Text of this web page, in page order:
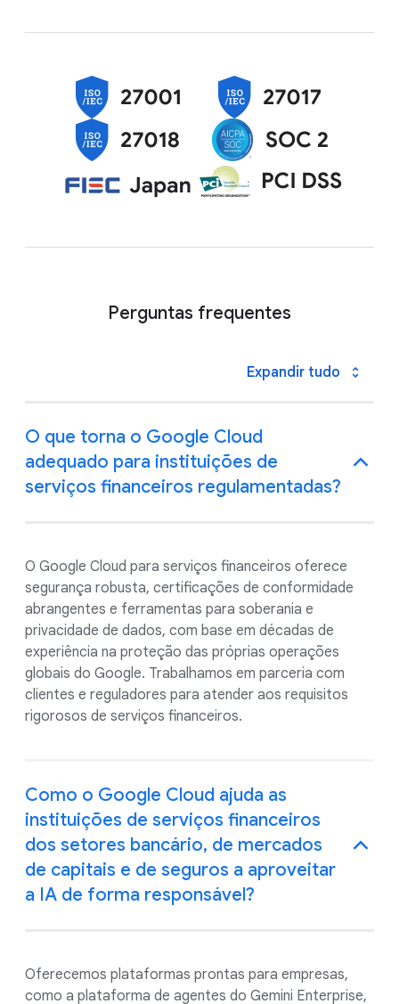
Perguntas frequentes
Expandir tudo
O que torna o Google Cloud
adequado para instituições de
serviços financeiros regulamentadas?
O Google Cloud para serviços financeiros oferece
segurança robusta, certificações de conformidade
abrangentes e ferramentas para soberania e
privacidade de dados, com base em décadas de
experiência na proteção das próprias operações
globais do Google. Trabalhamos em parceria com
clientes e reguladores para atender aos requisitos
rigorosos de serviços financeiros.
Como o Google Cloud ajuda as
instituições de serviços financeiros
dos setores bancário, de mercados
de capitais e de seguros a aproveitar
a IA de forma responsável?
Oferecemos plataformas prontas para empresas,
como a plataforma de agentes do Gemini Enterprise,